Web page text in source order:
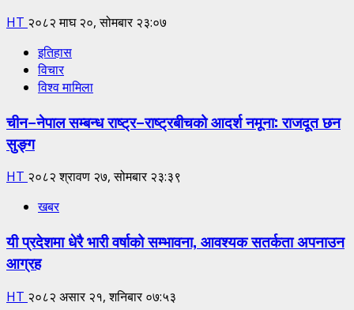
HT २०८२ माघ २०, सोमबार २३:०७
इतिहास
विचार
विश्व मामिला
चीन–नेपाल सम्बन्ध राष्ट्र–राष्ट्रबीचको आदर्श नमूना: राजदूत छन
सुङ्ग
HT २०८२ श्रावण २७, सोमबार २३:३९
खबर
यी प्रदेशमा धेरै भारी वर्षाको सम्भावना, आवश्यक सतर्कता अपनाउन
आग्रह
HT २०८२ असार २१, शनिबार ०७:५३